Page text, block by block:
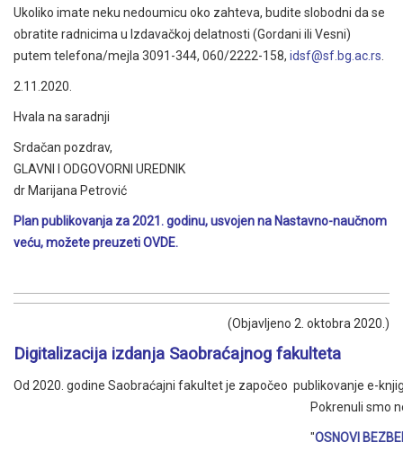
Ukoliko imate neku nedoumicu oko zahteva, budite slobodni da se
obratite radnicima u Izdavačkoj delatnosti (Gordani ili Vesni)
putem telefona/mejla 3091-344, 060/2222-158, idsf@sf.bg.ac.rs
2.11.2020.
Hvala na saradnji
Srdačan pozdrav,
GLAVNI I ODGOVORNI UREDNIK
dr Marijana Petrović
Plan publikovanja za 2021. godinu, usvojen na Nastavno-naučnom
veću, možete preuzetiOVDE.
(Objavljeno 2. oktobra 2020.)
Digitalizacija izdanja Saobraćajnog fakulteta
Od 2020. godine Saobraćajni fakultet je započeo publikovanje e-
Pokrenuli smo
"OSNOVI